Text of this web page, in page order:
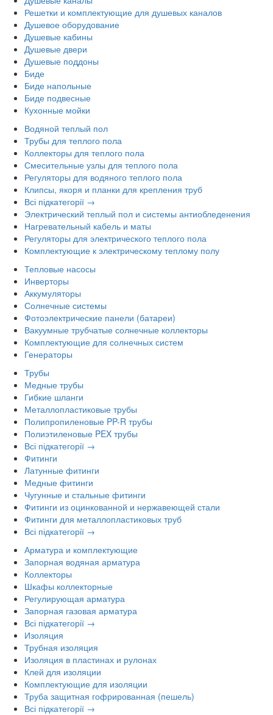
Решетки и комплектующие для душевых каналов
Душевое оборудование
Душевые кабины
Душевые двери
Душевые поддоны
Биде
Биде напольные
Биде подвесные
Кухонные мойки
Водяной теплый пол
Трубы для теплого пола
Коллекторы для теплого пола
Смесительные узлы для теплого пола
Регуляторы для водяного теплого пола
Клипсы, якоря и планки для крепления труб
Всі підкатегорії →
Электрический теплый пол и системы антиобледенения
Нагревательный кабель и маты
Регуляторы для электрического теплого пола
Комплектующие к электрическому теплому полу
Тепловые насосы
Инверторы
Аккумуляторы
Солнечные системы
Фотоэлектрические панели (батареи)
Вакуумные трубчатые солнечные коллекторы
Комплектующие для солнечных систем
Генераторы
Трубы
Медные трубы
Гибкие шланги
Металлопластиковые трубы
Полипропиленовые PP-R трубы
Полиэтиленовые PEX трубы
Всі підкатегорії →
Фитинги
Латунные фитинги
Медные фитинги
Чугунные и стальные фитинги
Фитинги из оцинкованной и нержавеющей стали
Фитинги для металлопластиковых труб
Всі підкатегорії →
Арматура и комплектующие
Запорная водяная арматура
Коллекторы
Шкафы коллекторные
Регулирующая арматура
Запорная газовая арматура
Всі підкатегорії →
Изоляция
Трубная изоляция
Изоляция в пластинах и рулонах
Клей для изоляции
Комплектующие для изоляции
Труба защитная гофрированная (пешель)
Всі підкатегорії →